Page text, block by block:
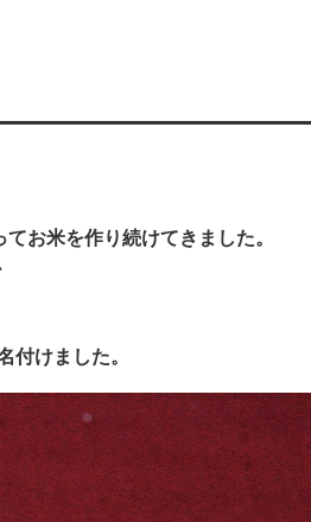
お米を作り続けてきました。
付けました。